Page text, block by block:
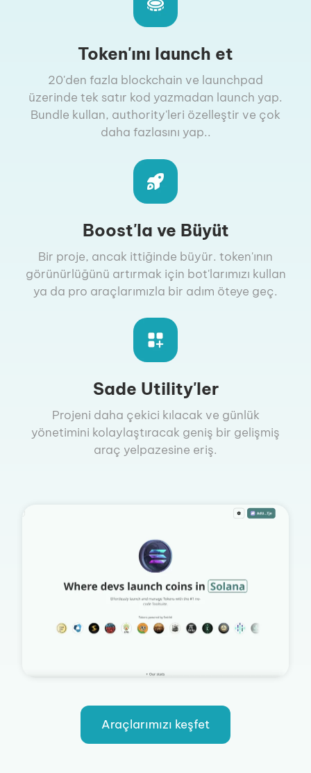
Token'ını launch et
20'den fazla blockchain ve launchpad
üzerinde tek satır kod yazmadan launch yap.
Bundle kullan, authority'leri özelleştir ve çok
daha fazlasını yap..
Boost'la ve Büyüt
Bir proje, ancak ittiğinde büyür. token'ının
görünürlüğünü artırmak için bot'larımızı kullan
ya da pro araçlarımızla bir adım öteye geç.
Sade Utility'ler
Projeni daha çekici kılacak ve günlük
yönetimini kolaylaştıracak geniş bir gelişmiş
araç yelpazesine eriş.
Araçlarımızı keşfet